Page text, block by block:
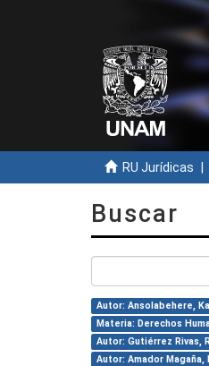
RU Jurídicas
Buscar
Autor: Ansolabehere,
Materia: Derechos
Autor: Gutiérrez Rivas,
Autor: Amador Magaña,